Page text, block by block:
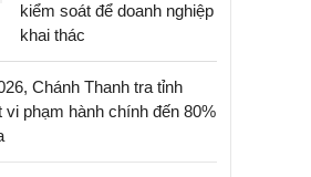
kiểm soát để doanh nghiệp
khai thác
Chánh Thanh tra tỉnh
phạm hành chính đến 80%